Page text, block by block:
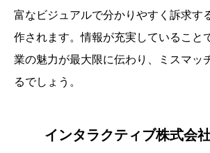
富なビジュアルで分かりやすく訴求す
作されます。情報が充実していること
業の魅力が最大限に伝わり、ミスマッ
るでしょう。
インタラクティブ株式会